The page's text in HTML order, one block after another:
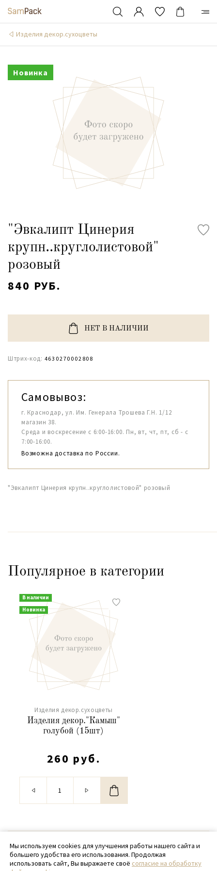
Изделия декор.сухоцветы
Новинка
"Эвкалипт Цинерия
крупн..круглолистовой"
розовый
840 РУБ.
НЕТ В НАЛИЧИИ
Штрих-код: 4630270002808
Самовывоз:
г. Краснодар, ул. Им. Генерала Трошева Г.Н. 1/12
магазин 38.
Среда и воскресение с 6:00-16:00. Пн, вт, чт, пт, сб - с
7:00-16:00.
Возможна доставка по России.
"Эвкалипт Цинерия крупн..круглолистовой" розовый
Популярное в категории
В наличии
Новинка
Изделия декор.сухоцветы
Изделия декор."Камыш"
голубой (15шт)
260 руб.
© 2020 - 2026 SamPack
+ 7 (918) 699-97-87
Мы используем cookies для улучшения работы нашего сайта и
большего удобства его использования. Продолжая
использовать сайт, Вы выражаете своё согласие на обработку